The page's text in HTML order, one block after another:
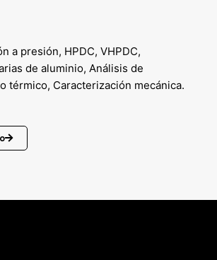
a presión, HPDC, VHPDC,
de aluminio, Análisis de
térmico, Caracterización mecánica.